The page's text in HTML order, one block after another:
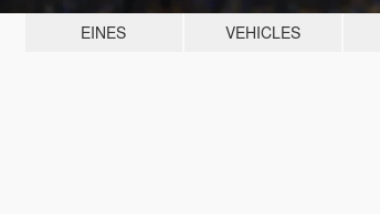
EINES VEHICLES